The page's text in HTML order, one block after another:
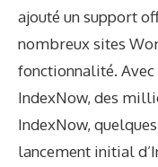
ajouté un support
nombreux sites
fonctionnalité.
IndexNow, des
IndexNow,
lancement initial